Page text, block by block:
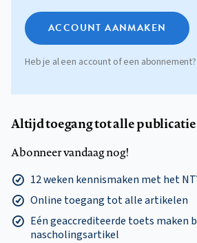
ACCOUNT AANMAKEN
Heb je al een account of een abonnement?
Altijd toegang tot alle
Abonneer vandaag nog!
12 weken kennismaken met het
Online toegang tot alle artikelen
Eén geaccrediteerde toets maken
nascholingsartikel